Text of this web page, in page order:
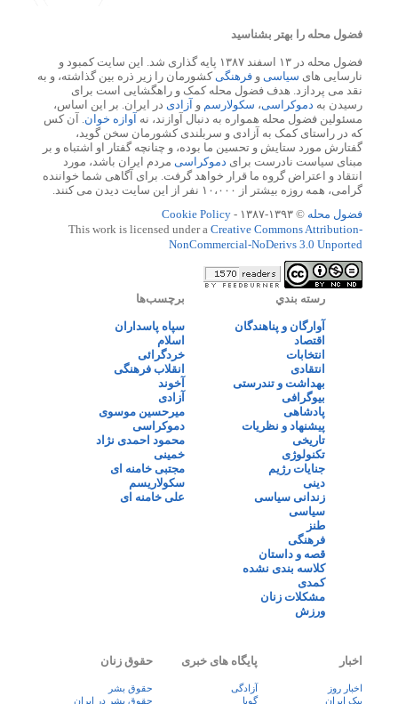
فضول محله را بهتر بشناسید
فضول محله در ۱۳ اسفند ۱۳۸۷ پایه گذاری شد. این سایت کمبود و
نارسایی های سیاسی و فرهنگیکشورمان را زیر ذره بین گذاشته، و به
نقد می پردازد. هدف فضول محله کمک و راهگشایی است برای
رسیدن به دموکراسی، سکولارسم و آزادی در ایران. بر این اساس،
مسئولین فضول محله همواره به دنبال آوازند، نه آوازه خوان. آن کس
که در راستای کمک به آزادی و سربلندی کشورمان سخن گوید،
گفتارش مورد ستایش و تحسین ما بوده، و چنانچه گفتار او اشتباه و بر
مبنای سیاست نادرست برای دموکراسی مردم ایران باشد، مورد
انتقاد و اعتراض گروه ما قرار خواهد گرفت. برای آگاهی شما خواننده
گرامی، همه روزه بیشتر از ۱۰،۰۰۰ نفر از این سایت دیدن می کنند.
فضول محله © ۱۳۹۳-۱۳۸۷ -
Cookie Policy
This work is licensed under a Creative Commons Attribution-
NonCommercial-NoDerivs 3.0 Unported
رسته بندي
آوارگان و پناهندگان
اقتصاد
انتخابات
انتقادی
بهداشت و تندرستی
بیوگرافی
پادشاهی
پیشنهاد و نظریات
تاریخی
تکنولوژی
جنایات رژیم
دینی
زندانی سیاسی
سیاسی
طنز
فرهنگی
قصه و داستان
کلاسه بندی نشده
کمدی
مشکلات زنان
ورزش
برچسب‌ها
سپاه پاسداران
اسلام
خردگرائی
انقلاب فرهنگی
آخوند
آزادی
میرحسین موسوی
دموکراسی
محمود احمدی نژاد
خمینی
مجتبی خامنه ای
سکولاریسم
علی خامنه ای
اخبار
اخبار روز
پيک ايران
پایگاه های خبری
آزادگی
گویا
حقوق زنان
حقوق بشر
حقوق بشر در ایران